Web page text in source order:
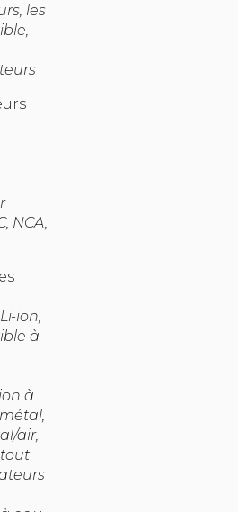
les
NCA,
ion,
à
à
air,